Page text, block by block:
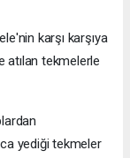
karşı karşıya
atılan tekmelerle
yediği tekmeler